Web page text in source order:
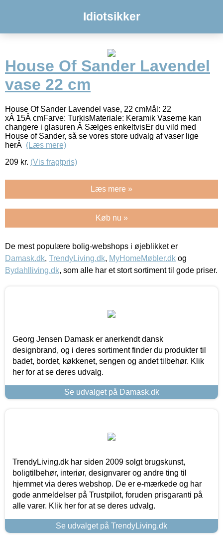
Idiotsikker
House Of Sander Lavendel
vase 22 cm
House Of Sander Lavendel vase, 22 cmMål: 22
xÂ 15Â cmFarve: TurkisMateriale: Keramik Vaserne kan
changere i glasuren Â Sælges enkeltvisEr du vild med
House of Sander, så se vores store udvalg af vaser lige
herÂ (Læs mere)
209 kr. (Vis fragtpris)
Læs mere »
Køb nu »
De mest populære bolig-webshops i øjeblikket er
Damask.dk, TrendyLiving.dk, MyHomeMøbler.dk og
Bydahlliving.dk, som alle har et stort sortiment til gode priser.
Georg Jensen Damask er anerkendt dansk
designbrand, og i deres sortiment finder du produkter til
badet, bordet, køkkenet, sengen og andet tilbehør. Klik
her for at se deres udvalg.
Se udvalget på Damask.dk
TrendyLiving.dk har siden 2009 solgt brugskunst,
boligtilbehør, interiør, designvarer og andre ting til
hjemmet via deres webshop. De er e-mærkede og har
gode anmeldelser på Trustpilot, foruden prisgaranti på
alle varer. Klik her for at se deres udvalg.
Se udvalget på TrendyLiving.dk